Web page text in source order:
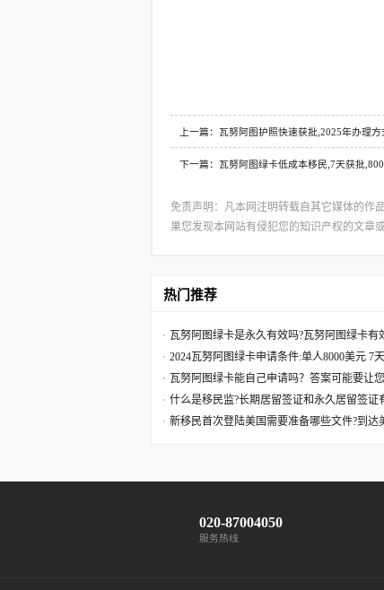
上一篇：瓦努阿图护照快速获批,2025年办理
下一篇：瓦努阿图绿卡低成本移民,7天获批
免责声明：凡本网注明转载自其它媒体的作
果您发现本网站有侵犯您的知识产权的文章
热门推荐
瓦努阿图绿卡是永久有效吗?瓦努阿图绿卡有
2024瓦努阿图绿卡申请条件:单人8000美元 7
瓦努阿图绿卡能自己申请吗？答案可能要让
什么是移民监?长期居留签证和永久居留签证
新移民首次登陆美国需要准备哪些文件?到达
020-87004050
服务热线